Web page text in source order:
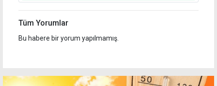
Tüm Yorumlar
Bu habere bir yorum yapılmamış.